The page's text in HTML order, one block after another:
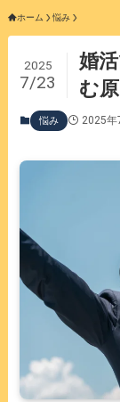
ホーム 悩み
婚
む
2025
7/23
悩み 2025年